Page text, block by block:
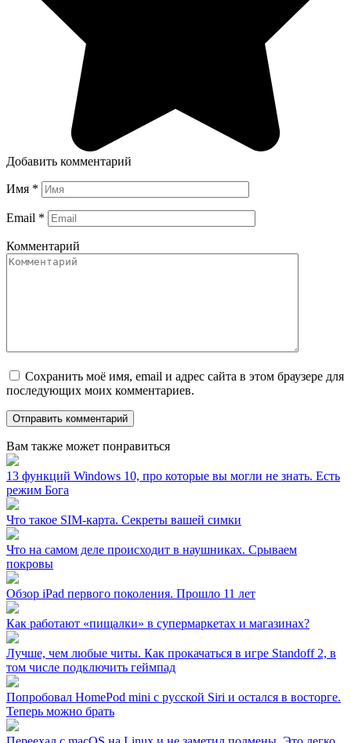
Добавить комментарий
Имя *
Email *
Комментарий
Сохранить моё имя, email и адрес сайта в этом браузере для
последующих моих комментариев.
Вам также может понравиться
13 функций Windows 10, про которые вы могли не знать. Есть
режим Бога
Что такое SIM-карта. Секреты вашей симки
Что на самом деле происходит в наушниках. Срываем
покровы
Обзор iPad первого поколения. Прошло 11 лет
Как работают «пищалки» в супермаркетах и магазинах?
Лучше, чем любые читы. Как прокачаться в игре Standoff 2, в
том числе подключить геймпад
Попробовал HomePod mini с русской Siri и остался в восторге.
Теперь можно брать